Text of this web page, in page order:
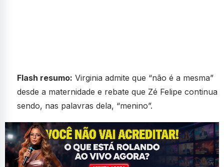
Flash resumo: Virginia admite que “não é a mesma”
desde a maternidade e rebate que Zé Felipe continua
sendo, nas palavras dela, “menino”.